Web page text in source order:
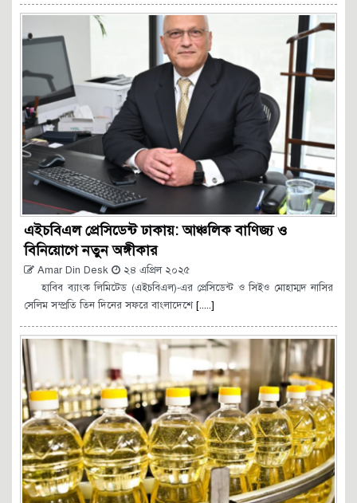
এইচবিএল প্রেসিডেন্ট ঢাকায়: আঞ্চলিক বাণিজ্য ও
বিনিয়োগে নতুন অঙ্গীকার
Amar Din Desk
২৪ এপ্রিল ২০২৫
হাবিব ব্যাংক লিমিটেড (এইচবিএল)-এর প্রেসিডেন্ট ও সিইও মোহাম্মদ নাসির
সেলিম সম্প্রতি তিন দিনের সফরে বাংলাদেশে[.....]